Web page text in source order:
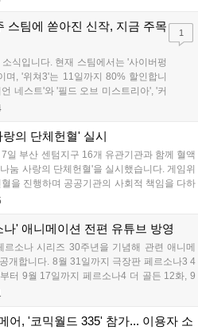
'와 레트로 수리 시뮬레이션 '리스토
습니다....
스팀에 쏟아진 신작, 지금 주목
식입니다. 현재 스팀에서는 '사이버펑
며, '위쳐3'는 11일까지 80% 할인합니
네스트'와 '필드 오브 미스트리아', '커
니다. 한편, 7일 출시된 '마블 투혼'은
콘: 와일드랜드'는 7년 만의 대규모 업
께 95% 할인 중입니다....
1
의 단체헌혈' 실시
일 부산 센텀지구 16개 유관기관과 함께 혈액
눔 사랑의 단체헌혈'을 실시했습니다. 게임위
을 진행하며 공공기관의 사회적 책임을 다하
영화진흥위원회 등 14개 기관 임직원이 동참
임직원에게 감사의 뜻을 전하며 헌혈 문화
' 애니메이션 전편 유튜브 방영
르소나 시리즈 30주년을 기념해 관련 애니메
개합니다. 8월 31일까지 극장판 페르소나3 4
터 9월 17일까지 페르소나4 더 골든 12화, 9
페르소나5 시리즈가 순차 공개됩니다. 또한
될 예정입니다....
어, '코믹월드 335' 참가... 이용자 소